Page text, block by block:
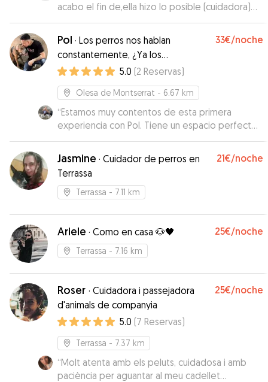
acabo el fin de,ella hizo lo posible (cuidadora)
demasiado apego!!”
Pol · Los perros nos hablan
constantemente, ¿Ya los
entiendes?
33€/noche
5.0 (2 Reservas)
Olesa de Montserrat - 6.67 km
“Estamos muy contentos de esta primera
experiencia con Pol. Tiene un espacio perfecto
para que estén cómodos y se interesa por la
personalidad de cada uno para tener en cuenta
sus peculiaridades. Se nota que es educador
canino, y hemos aprovechado para que nos dé
algunos consejos. ¡Repetiremos seguro!
Jasmine · Cuidador de perros en
Terrassa
21€/noche
Terrassa - 7.11 km
Ariele · Como en casa 🐶🖤 25€/noche
Terrassa - 7.16 km
Roser · Cuidadora i passejadora
d'animals de companyia
25€/noche
5.0 (7 Reservas)
Terrassa - 7.37 km
“Molt atenta amb els peluts, cuidadosa i amb
paciència per aguantar al meu cadellet